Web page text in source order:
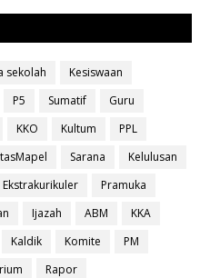
sekolah
Kesiswaan
P5 Sumatif
Guru
KKO Kultum
PPL
Sarana
Kelulusan
Ekstrakurikuler
Pramuka
Ijazah ABM
KKA
Kaldik Komite
PM
Rapor